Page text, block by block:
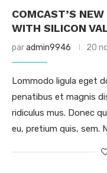
COMCAST’S
WITH SILICON
paradmin9946 20
Lommodo ligula eget
penatibus et magnis
ridiculus mus. Donec
eu, pretium quis, sem.